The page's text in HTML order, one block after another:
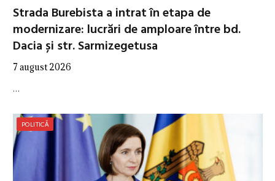
Strada Burebista a intrat în etapa de
modernizare: lucrări de amploare între bd.
Dacia și str. Sarmizegetusa
7 august 2026
…
POLITICĂ